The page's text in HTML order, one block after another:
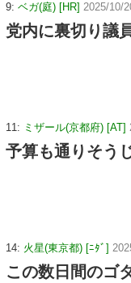
9: ベガ(庭) [HR] 2025/10/
党内に裏切り議
11: ミザール(京都府) [AT]
予算も通りそう
14: 火星(東京都) [ﾆﾀﾞ]
この数日間のゴ